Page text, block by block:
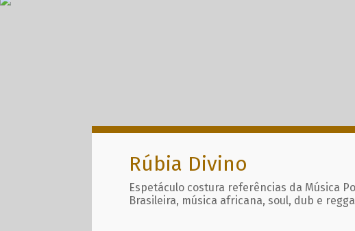
Destaques
Rúbia Divino
Espetáculo costura referências da Música
Brasileira, música africana, soul, dub e